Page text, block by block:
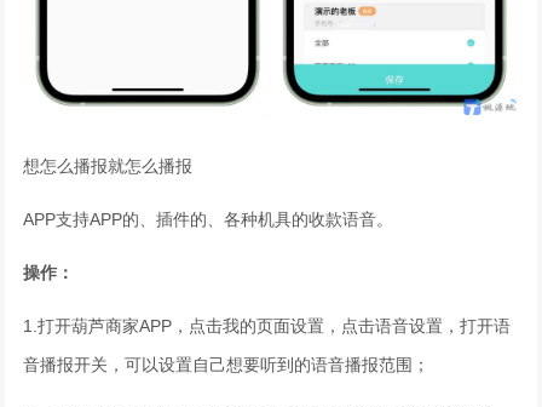
想怎么播报就怎么播报
APP支持APP的、插件的、各种机具的收款语音。
操作：
1.打开葫芦商家APP，点击我的页面设置，点击语音设置，打开语
音播报开关，可以设置自己想要听到的语音播报范围；